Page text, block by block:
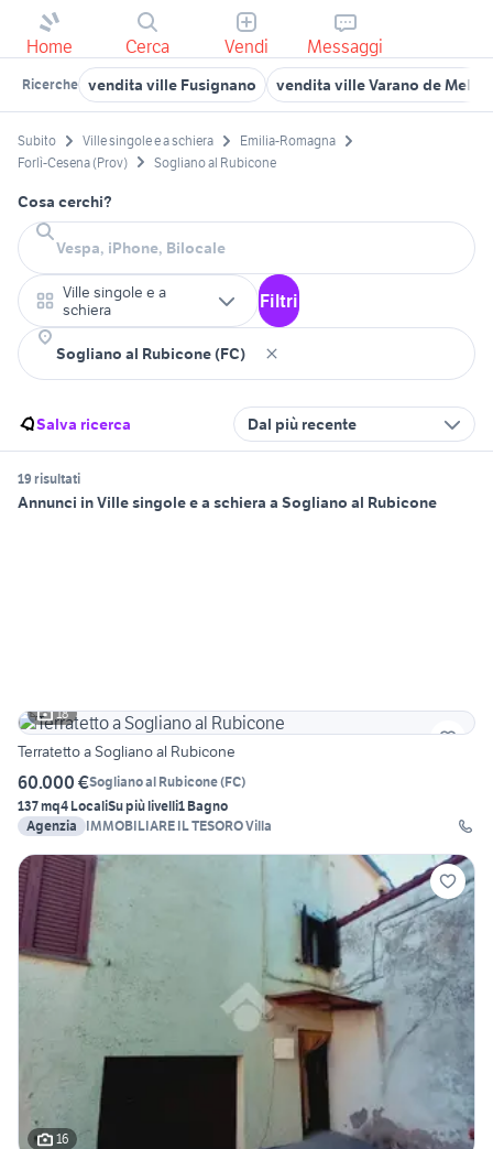
Home Cerca Vendi Messaggi
Ricerche vendita ville Fusignano vendita ville Varano de
Subito Ville singole e a schiera
Emilia-Romagna
Forlì-Cesena (Prov)
Sogliano al Rubicone
Cosa cerchi?
Ville singole e a
schiera
Filtri
Salva ricerca Dal più recente
19 risultati
Annunci in Ville singole e a schiera a Sogliano al Rubicone
18
Terratetto a Sogliano al Rubicone
60.000 €Sogliano al Rubicone(FC)
137 mq4 LocaliSu più livelli1 Bagno
Agenzia
IMMOBILIARE IL TESORO Villa
16